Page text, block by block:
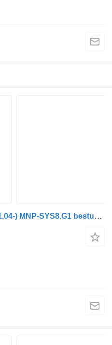
Maestronic LIONS CITY (01.04-) MNP-SYS8.G1 besturingseenheid voor MAN bus